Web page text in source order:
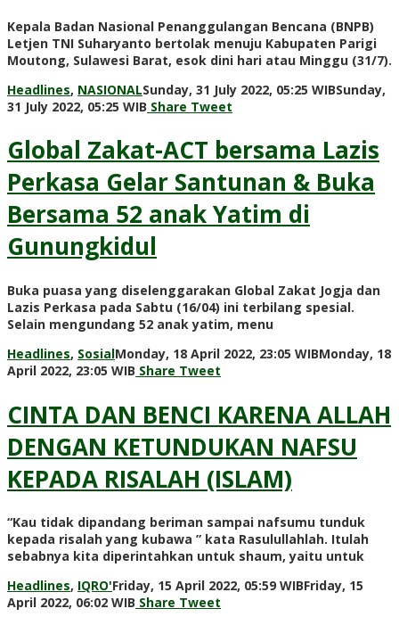
Kepala Badan Nasional Penanggulangan Bencana (BNPB)
Letjen TNI Suharyanto bertolak menuju Kabupaten Parigi
Moutong, Sulawesi Barat, esok dini hari atau Minggu (31/7).
Headlines, NASIONALSunday, 31 July 2022, 05:25 WIBSunday,
31 July 2022, 05:25 WIB by
WP
Share Tweet
Global Zakat-ACT bersama Lazis
Perkasa Gelar Santunan & Buka
Bersama 52 anak Yatim di
Gunungkidul
Buka puasa yang diselenggarakan Global Zakat Jogja dan
Lazis Perkasa pada Sabtu (16/04) ini terbilang spesial.
Selain mengundang 52 anak yatim, menu
Headlines, SosialMonday, 18 April 2022, 23:05 WIBMonday, 18
April 2022, 23:05 WIB by
WP
Share Tweet
CINTA DAN BENCI KARENA ALLAH
DENGAN KETUNDUKAN NAFSU
KEPADA RISALAH (ISLAM)
“Kau tidak dipandang beriman sampai nafsumu tunduk
kepada risalah yang kubawa ” kata Rasulullahlah. Itulah
sebabnya kita diperintahkan untuk shaum, yaitu untuk
Headlines, IQRO'Friday, 15 April 2022, 05:59 WIBFriday, 15
April 2022, 06:02 WIB by
Share Tweet